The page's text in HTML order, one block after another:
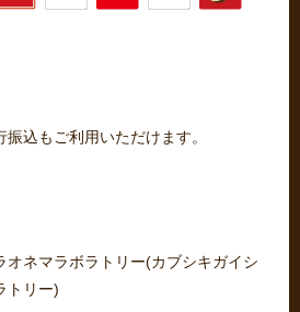
込もご利用いただけます。
ネマラボラトリー(カブシキガイシ
トリー)